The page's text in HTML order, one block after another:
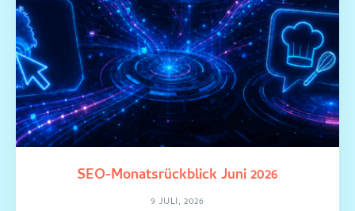
SEO-Monatsrückblick Juni 2026
9 JULI, 2026